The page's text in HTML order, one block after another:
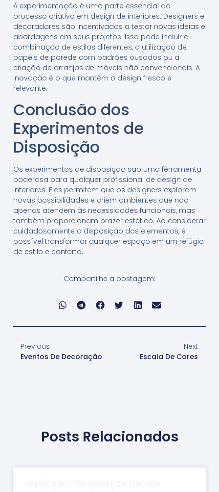
A experimentação é uma parte essencial do
processo criativo em design de interiores. Designers e
decoradores são incentivados a testar novas ideias e
abordagens em seus projetos. Isso pode incluir a
combinação de estilos diferentes, a utilização de
papéis de parede com padrões ousados ou a
criação de arranjos de móveis não convencionais. A
inovação é o que mantém o design fresco e
relevante.
Conclusão dos
Experimentos de
Disposição
Os experimentos de disposição são uma ferramenta
poderosa para qualquer profissional de design de
interiores. Eles permitem que os designers explorem
novas possibilidades e criem ambientes que não
apenas atendem às necessidades funcionais, mas
também proporcionam prazer estético. Ao considerar
cuidadosamente a disposição dos elementos, é
possível transformar qualquer espaço em um refúgio
de estilo e conforto.
Compartilhe a postagem:
Previous
Eventos De Decoração
Next
Escala De Cores
Posts Relacionados